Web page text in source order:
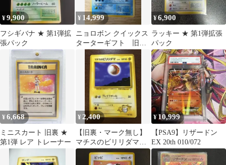
¥9,900
フシギバナ ★ 第1弾拡
張パック
¥ 14,999
ニョロボン クイックス
ターターギフト 旧
裏 マークなし
¥6,900
ラッキー ★ 第1弾拡張
パック
¥6,668
ミニスカート 旧裏 ★
第1弾 レア トレーナー
¥ 2,400
【旧裏・マーク無し】
マチスのビリリダマ
LV.15 ポケモンジム第2
¥ 10,999
【PSA9】リザードン
EX 20th 010/072